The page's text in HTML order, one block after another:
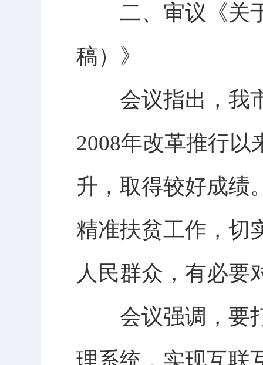
二、审议《关于
稿）》
会议指出，我市
2008年改革推行以
升，取得较好成绩
精准扶贫工作，切
人民群众，有必要
会议强调，要打
理系统，实现互联